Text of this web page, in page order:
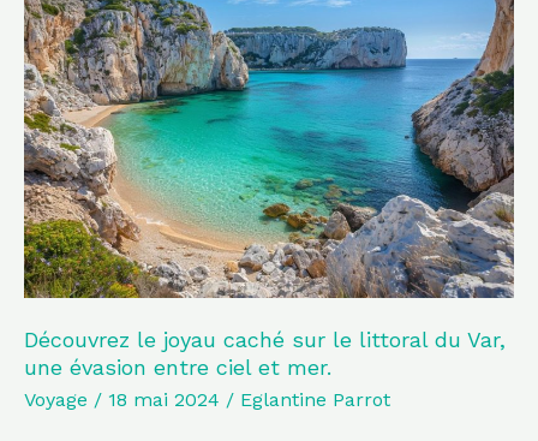
Découvrez le joyau caché sur le littoral du Var,
une évasion entre ciel et mer.
Voyage / 18 mai 2024 / Eglantine Parrot
le
joyau
caché
sur
le
littoral
du
Var,
une
évasion
entre
ciel